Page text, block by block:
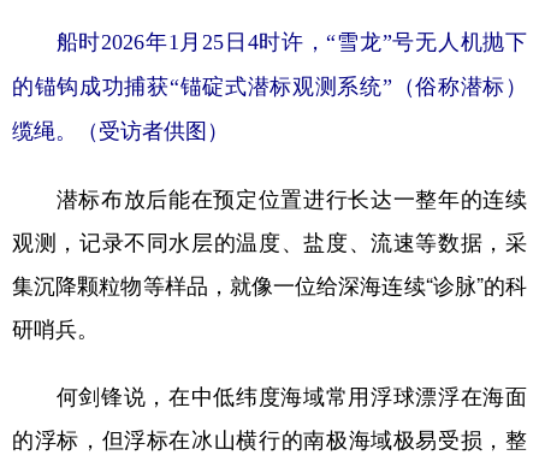
船时2026年1月25日4时许，“雪龙”号无人机抛下
的锚钩成功捕获“锚碇式潜标观测系统”（俗称潜标）
缆绳。（受访者供图）
潜标布放后能在预定位置进行长达一整年的连续
观测，记录不同水层的温度、盐度、流速等数据，采
集沉降颗粒物等样品，就像一位给深海连续“诊脉”的科
研哨兵。
何剑锋说，在中低纬度海域常用浮球漂浮在海面
的浮标，但浮标在冰山横行的南极海域极易受损，整